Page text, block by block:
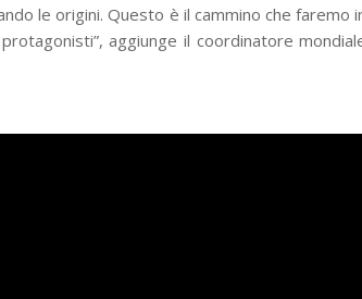
le origini. Questo è il cammino che faremo
aggiunge il coordinatore